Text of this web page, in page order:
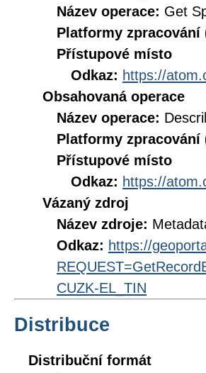
Název operace: Get
Platformy zpracování
Přístupové místo
Odkaz: https://
Obsahovaná operace
Název operace:
Platformy zpracování
Přístupové místo
Odkaz: https://
Vázaný zdroj
Název zdroje:
Odkaz: https://
CUZK-EL_TIN
Distribuce
Distribuční formát